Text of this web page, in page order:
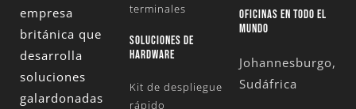
empresa
británica que
desarrolla
soluciones
galardonadas
terminales
SOLUCIONES DE
HARDWARE
Kit de despliegue
rápido
OFICINAS EN TODO EL
MUNDO
Johannesburgo,
Sudáfrica